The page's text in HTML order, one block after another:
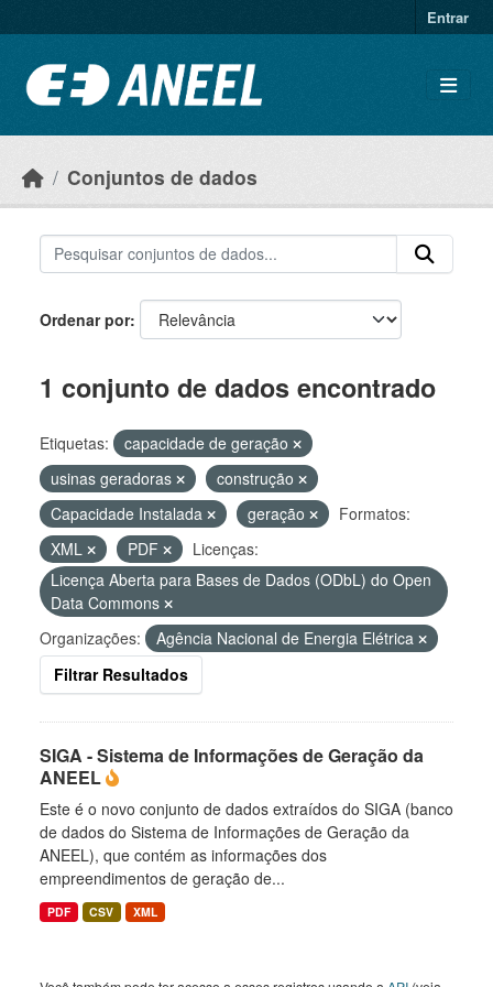
Entrar
Conjuntos de dados
Ordenar por
1 conjunto de dados encontrado
Etiquetas:
capacidade de geração
usinas geradoras
construção
Capacidade Instalada
geração
Formatos:
XML
PDF
Licenças:
Licença Aberta para Bases de Dados (ODbL) do Open
Data Commons
Organizações:
Agência Nacional de Energia Elétrica
Filtrar Resultados
SIGA - Sistema de Informações de Geração da
ANEEL
Este é o novo conjunto de dados extraídos do SIGA (banco
de dados do Sistema de Informações de Geração da
ANEEL), que contém as informações dos
empreendimentos de geração de...
PDF CSV XML